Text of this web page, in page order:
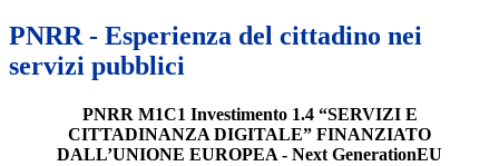
PNRR - Esperienza del cittadino nei
servizi pubblici
PNRR M1C1 Investimento 1.4 “SERVIZI E
CITTADINANZA DIGITALE” FINANZIATO
DALL’UNIONE EUROPEA - Next GenerationEU